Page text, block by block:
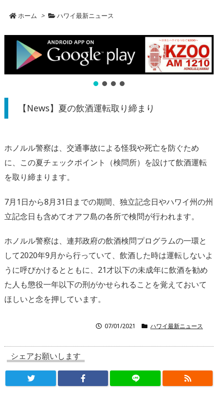
ホーム > ハワイ最新ニュース
【News】夏の飲酒運転取り締まり
ホノルル警察は、交通事故による怪我や死亡を防ぐため
に、この夏チェックポイント（検問所）を設けて飲酒運転
を取り締まります。
7月1日から8月31日までの期間、独立記念日やハワイ州の州
立記念日も含めてオアフ島の各所で検問が行われます。
ホノルル警察は、連邦政府の飲酒検問プログラムの一環と
して2020年9月から行っていて、飲酒した時は運転しないよ
うに呼びかけるとともに、21才以下の未成年に飲酒を勧め
た人も懲役一年以下の刑がかせられることを覚えておいて
ほしいと念を押しています。
07/01/2021 ハワイ最新ニュース
シェアお願いします